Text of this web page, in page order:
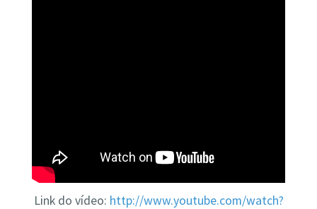
Link do vídeo: http://www.youtube.com/watch?